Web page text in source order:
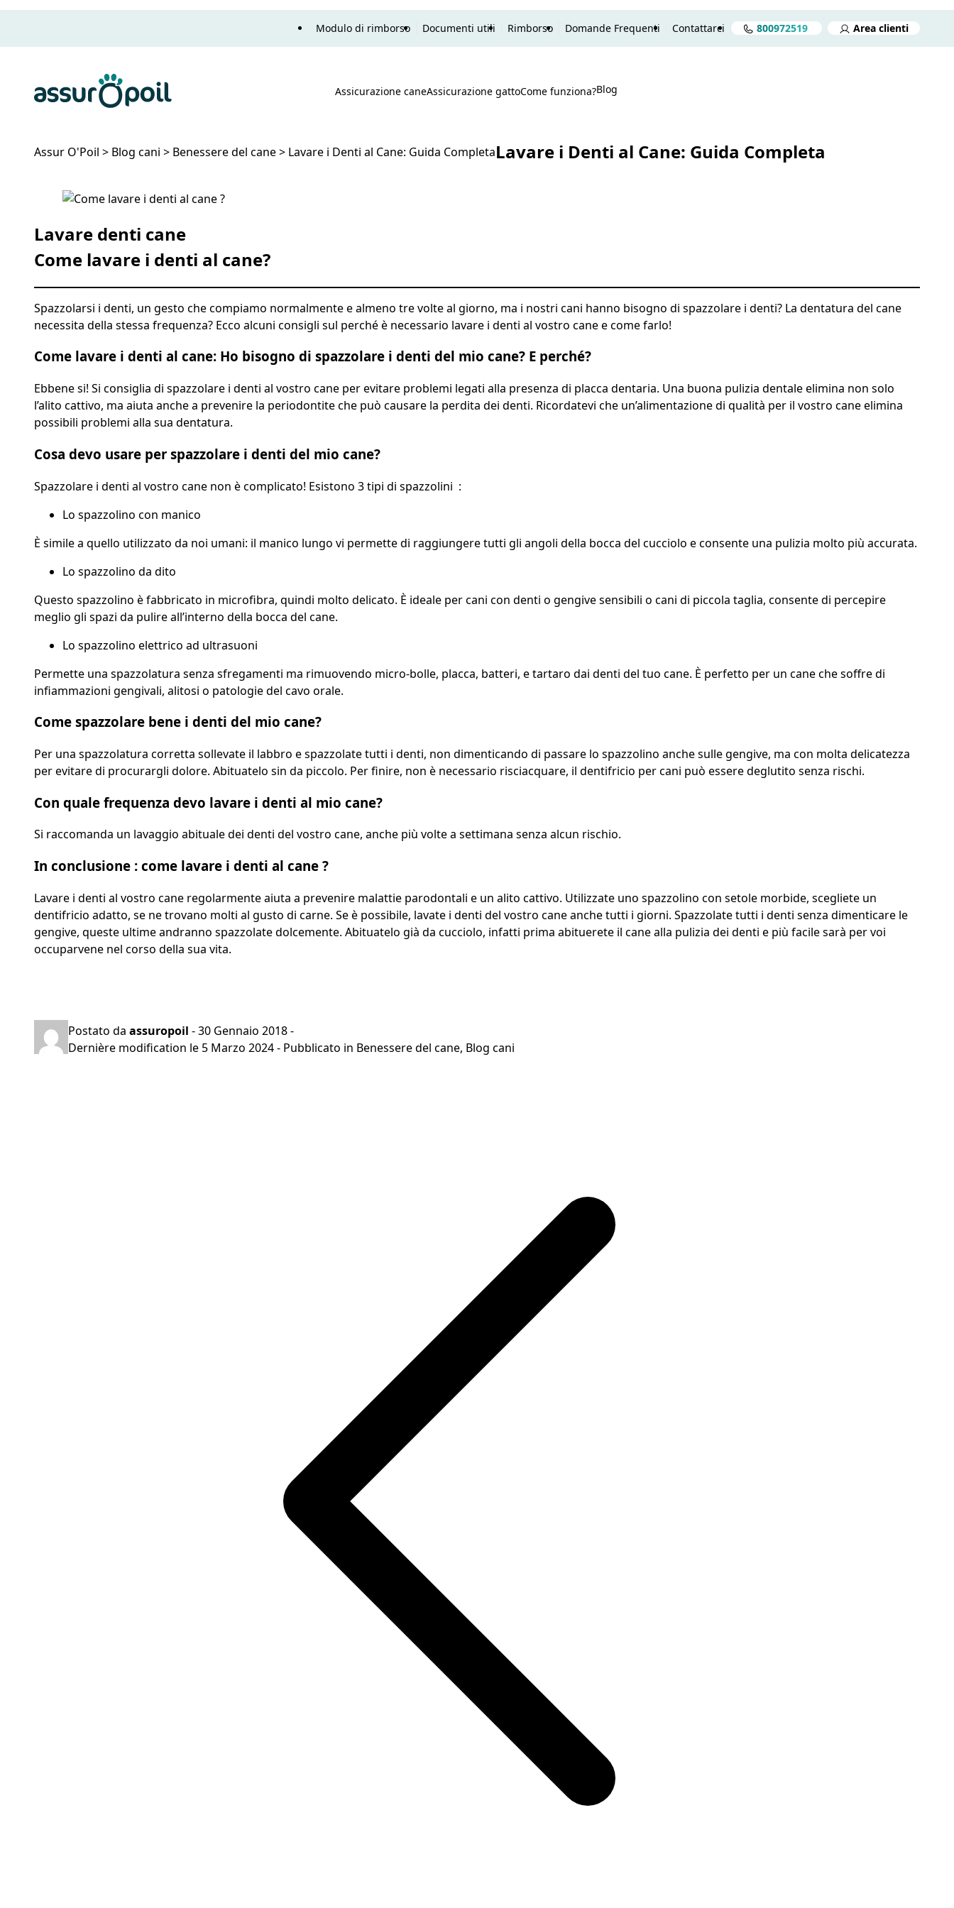
Modulo di rimborso Documenti utili Rimborso Domande Frequenti Contattarci 800972519 Area clienti
Ricerca
Assicurazione caneAssicurazione gattoCome funziona?Blog
Assur O'Poil > Blog cani > Benessere del cane> Lavare i Denti al Cane: Guida CompletaLavare i Denti al Cane: Guida Completa
Lavare i Denti al Cane: Guida Completa
Lavare denti cane
Come lavare i denti al cane?
Spazzolarsi i denti, un gesto che compiamo normalmente e almeno tre volte al giorno, ma i nostri cani hanno bisogno di spazzolare i denti? La dentatura del cane
necessita della stessa frequenza? Ecco alcuni consigli sul perché è necessario lavare i denti al vostro cane e come farlo!
Come lavare i denti al cane: Ho bisogno di spazzolare i denti del mio cane? E perché?
Ebbene si! Si consiglia di spazzolare i denti al vostro cane per evitare problemi legati alla presenza di placca dentaria. Una buona pulizia dentale elimina non solo
l’alito cattivo, ma aiuta anche a prevenire la periodontite che può causare la perdita dei denti. Ricordatevi che un’alimentazione di qualità per il vostro cane elimina
possibili problemi alla sua dentatura.
Cosa devo usare per spazzolare i denti del mio cane?
Spazzolare i denti al vostro cane non è complicato! Esistono 3 tipi di spazzolini :
Lo spazzolino con manico
È simile a quello utilizzato da noi umani: il manico lungo vi permette di raggiungere tutti gli angoli della bocca del cucciolo e consente una pulizia molto più accurata.
Lo spazzolino da dito
Questo spazzolino è fabbricato in microfibra, quindi molto delicato. È ideale per cani con denti o gengive sensibili o cani di piccola taglia, consente di percepire
meglio gli spazi da pulire all’interno della bocca del cane.
Lo spazzolino elettrico ad ultrasuoni
Permette una spazzolatura senza sfregamenti ma rimuovendo micro-bolle, placca, batteri, e tartaro dai denti del tuo cane. È perfetto per un cane che soffre di
infiammazioni gengivali, alitosi o patologie del cavo orale.
Come spazzolare bene i denti del mio cane?
Per una spazzolatura corretta sollevate il labbro e spazzolate tutti i denti, non dimenticando di passare lo spazzolino anche sulle gengive, ma con molta delicatezza
per evitare di procurargli dolore. Abituatelo sin da piccolo. Per finire, non è necessario risciacquare, il dentifricio per cani può essere deglutito senza rischi.
Con quale frequenza devo lavare i denti al mio cane?
Si raccomanda un lavaggio abituale dei denti del vostro cane, anche più volte a settimana senza alcun rischio.
In conclusione : come lavare i denti al cane ?
Lavare i denti al vostro cane regolarmente aiuta a prevenire malattie parodontali e un alito cattivo. Utilizzate uno spazzolino con setole morbide, scegliete un
dentifricio adatto, se ne trovano molti al gusto di carne. Se è possibile, lavate i denti del vostro cane anche tutti i giorni. Spazzolate tutti i denti senza dimenticare le
gengive, queste ultime andranno spazzolate dolcemente. Abituatelo già da cucciolo, infatti prima abituerete il cane alla pulizia dei denti e più facile sarà per voi
occuparvene nel corso della sua vita.
Postato da assuropoil -30 Gennaio 2018-
Dernière modification le 5 Marzo 2024- Pubblicato in Benessere del cane, Blog cani